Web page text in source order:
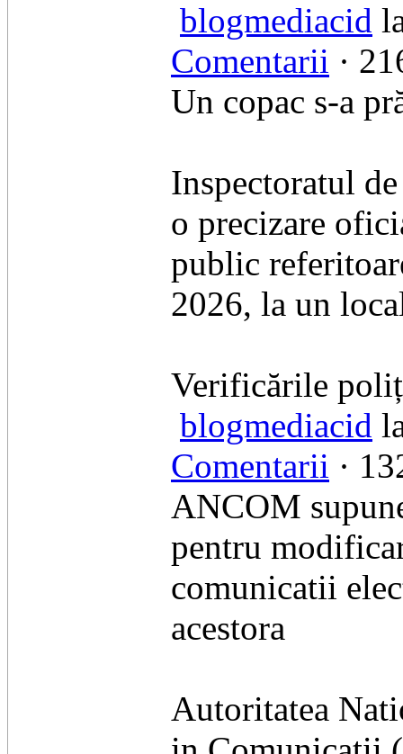
blogmediacid
Comentarii ·
Un copac s-a
Inspectoratul
o precizare
public
2026, la un
Verificările
blogmediacid
Comentarii ·
ANCOM
pentru
comunicatii
acestora
Autoritatea